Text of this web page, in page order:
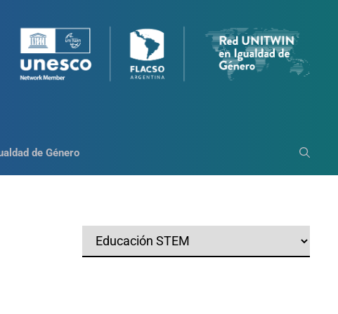
de Género
Categorías